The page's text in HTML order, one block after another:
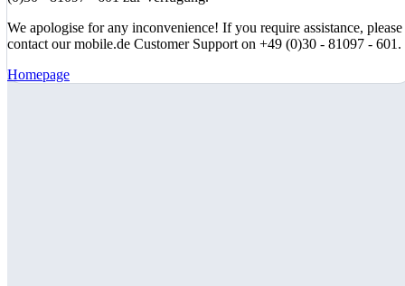
We apologise for any inconvenience! If you require assistance, please
contact our mobile.de Customer Support on +49 (0)30 - 81097 - 601.
Homepage